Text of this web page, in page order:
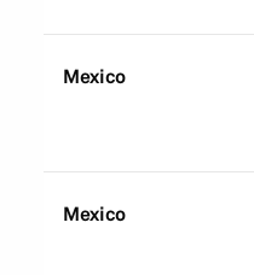
Mexico
Mexico